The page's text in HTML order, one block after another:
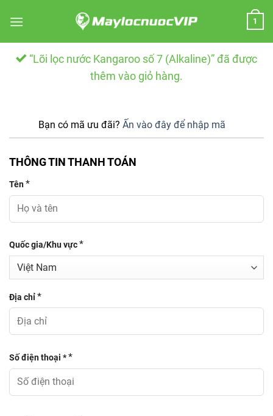
1
“Lõi lọc nước Kangaroo số 7 (Alkaline)” đã được
thêm vào giỏ hàng.
Bạn có mã ưu đãi? Ấn vào đây để nhập mã
THÔNG TIN THANH TOÁN
Tên*
Quốc gia/Khu vực*
Địa chỉ*
Số điện thoại **